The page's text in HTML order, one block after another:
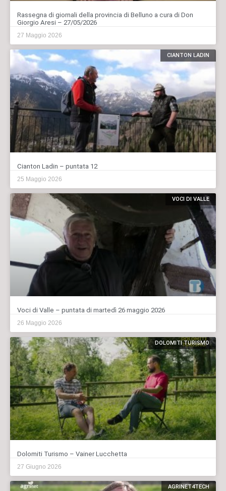
Rassegna di giornali della provincia di Belluno a cura di Don
Giorgio Aresi – 27/05/2026
27 Maggio 2026
CIANTON LADIN
Cianton Ladin – puntata 12
25 Maggio 2026
VOCI DI VALLE
Voci di Valle – puntata di martedì 26 maggio 2026
26 Maggio 2026
DOLOMITI TURISMO
Dolomiti Turismo – Vainer Lucchetta
27 Giugno 2026
AGRINET4TECH